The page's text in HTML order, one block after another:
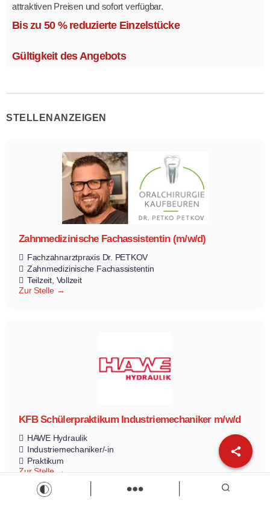
attraktiven Preisen und sofort verfügbar.
Mehrere Modelle in verschiedenen Ausführungen.
Bis zu 50 % reduzierte Einzelstücke
Gültigkeit des Angebots
STELLENANZEIGEN
Zahnmedizinische Fachassistentin (m/w/d)
Fachzahnarztpraxis Dr. PETKOV
Zahnmedizinische Fachassistentin
Teilzeit Vollzeit
Zur Stelle
KFB Schülerpraktikum Industriemechaniker m/w/d
HAWE Hydraulik
Industriemechaniker/-in
Praktikum
Zur Stelle